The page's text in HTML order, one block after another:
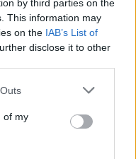
by third parties on the
This information may
on the IAB’s List of
disclose it to other
of my